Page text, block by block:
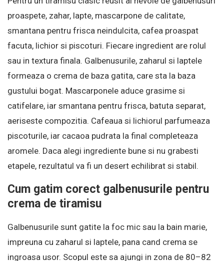
proaspete, zahar, lapte, mascarpone de calitate,
smantana pentru frisca neindulcita, cafea proaspat
facuta, lichior si piscoturi. Fiecare ingredient are rolul
sau in textura finala. Galbenusurile, zaharul si laptele
formeaza o crema de baza gatita, care sta la baza
gustului bogat. Mascarponele aduce grasime si
catifelare, iar smantana pentru frisca, batuta separat,
aeriseste compozitia. Cafeaua si lichiorul parfumeaza
piscoturile, iar cacaoa pudrata la final completeaza
aromele. Daca alegi ingrediente bune si nu grabesti
etapele, rezultatul va fi un desert echilibrat si stabil.
Cum gatim corect galbenusurile pentru
crema de tiramisu
Galbenusurile sunt gatite la foc mic sau la bain marie,
impreuna cu zaharul si laptele, pana cand crema se
ingroasa usor. Scopul este sa ajungi in zona de 80–82